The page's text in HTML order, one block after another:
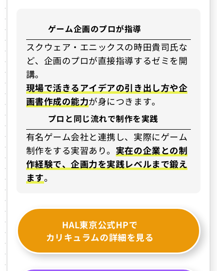
ゲーム企画のプロが指導
スクウェア・エニックスの時田貴司氏な
ど、企画のプロが直接指導するゼミを開
講。
現場で活きるアイデアの引き出し方や企
画書作成の能力が身につきます。
プロと同じ流れで制作を実践
有名ゲーム会社と連携し、実際にゲーム
制作をする実習あり。 実在の企業との制
作経験で、企画力を実践レベルまで鍛え
ます。
HAL東京公式HPで
カリキュラムの詳細を見る